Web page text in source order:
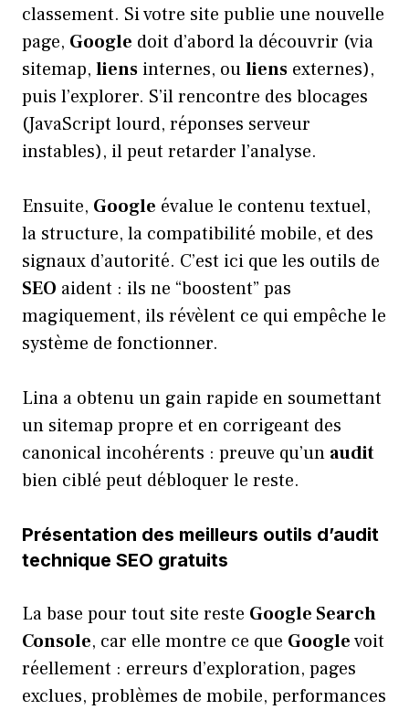
classement. Si votre site publie une nouvelle
page, Google doit d’abord la découvrir (via
sitemap, liens internes, ouliens externes),
puis l’explorer. S’il rencontre des blocages
(JavaScript lourd, réponses serveur
instables), il peut retarder l’analyse.
Ensuite, Google évalue le contenu textuel,
la structure, la compatibilité mobile, et des
signaux d’autorité. C’est ici que les outils de
SEO aident : ils ne “boostent” pas
magiquement, ils révèlent ce qui empêche le
système de fonctionner.
Lina a obtenu un gain rapide en soumettant
un sitemap propre et en corrigeant des
canonical incohérents : preuve qu’un audit
bien ciblé peut débloquer le reste.
Présentation des meilleurs outils d’audit
technique SEO gratuits
La base pour tout site reste Google Search
Console, car elle montre ce que Googlevoit
réellement : erreurs d’exploration, pages
exclues, problèmes de mobile, performances